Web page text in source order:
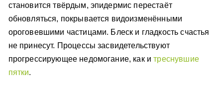
становится твёрдым, эпидермис перестаёт
обновляться, покрывается видоизменёнными
ороговевшими частицами. Блеск и гладкость счастья
не принесут. Процессы засвидетельствуют
прогрессирующее недомогание, как итреснувшие
пятки.